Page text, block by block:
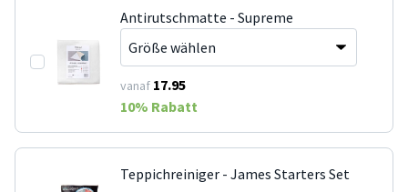
Antirutschmatte - Supreme
vanaf 17.95
10% Rabatt
Teppichreiniger - James Starters Set